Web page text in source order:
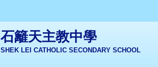
石籬天主教中學
SHEK LEI CATHOLIC SECONDARY SCHOOL